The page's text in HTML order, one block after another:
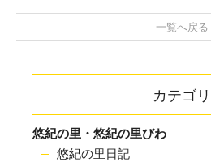
一覧へ戻る
カテゴリ
悠紀の里・悠紀の里びわ
悠紀の里日記